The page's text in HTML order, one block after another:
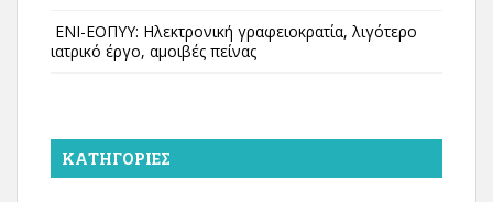
ΕΝΙ-ΕΟΠΥΥ: Ηλεκτρονική γραφειοκρατία, λιγότερο
ιατρικό έργο, αμοιβές πείνας
KΑΤΗΓΟΡΊΕΣ